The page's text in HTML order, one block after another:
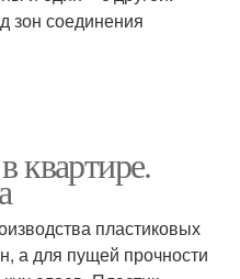
зон соединения
квартире.
пластиковых
а для пущей прочности